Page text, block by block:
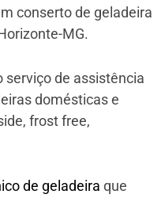
conserto de geladeira
MG.
de assistência
domésticas e
frost free,
de geladeira que